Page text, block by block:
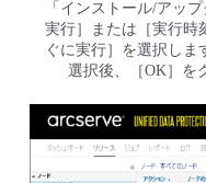
- APIリファレンス
- クラウド / サーバー
- その他
「インストール/アッ
実行］または［実行時
ぐに実行］を選択しま
選択後、［OK］を